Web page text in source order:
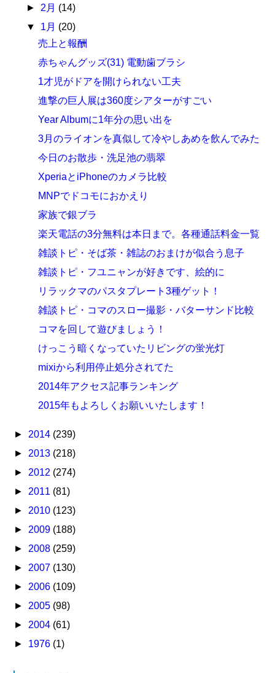
► 2月 (14)
▼ 1月 (20)
売上と報酬
赤ちゃんグッズ(31) 電動歯ブラシ
1才児がドアを開けられない工夫
進撃の巨人展は360度シアターがすごい
Year Albumに1年分の思い出を
3月のライオンを真似して冷やしあめを飲んでみた
今日のお散歩・洗足池の翡翠
XperiaとiPhoneのカメラ比較
MNPでドコモにおかえり
家族で銀ブラ
楽天電話の3分無料は本日まで。各種通話料金一覧
雑談トピ・そば茶・雑誌のおまけが似合う息子
雑談トピ・フユニャンが好きです、絵的に
リラックマのパスタプレート3種ゲット！
雑談トピ・コマのスロー撮影・バターサンド比較
コマを回して遊びましょう！
けっこう暗くなっていたリビングの蛍光灯
mixiから利用停止処分されてた
2014年アクセス記事ランキング
2015年もよろしくお願いいたします！
► 2014 (239)
► 2013 (218)
► 2012 (274)
► 2011 (81)
► 2010 (123)
► 2009 (188)
► 2008 (259)
► 2007 (130)
► 2006 (109)
► 2005 (98)
► 2004 (61)
► 1976 (1)